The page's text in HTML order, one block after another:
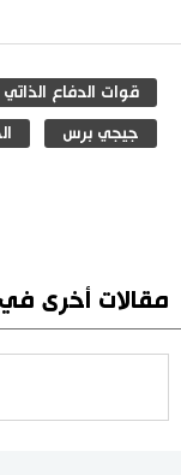
قوات الدفاع الذاتي
جيجي برس
مقالات أخرى